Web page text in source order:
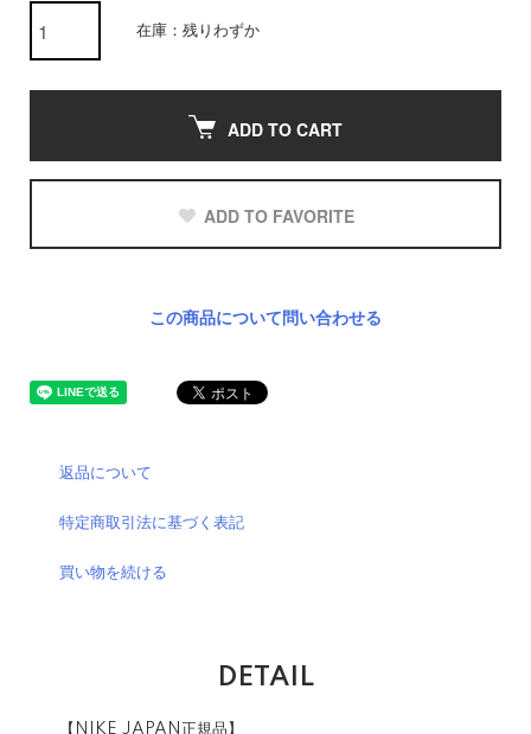
在庫：残りわずか
ADD TO CART
ADD TO FAVORITE
この商品について問い合わせる
返品について
特定商取引法に基づく表記
買い物を続ける
DETAIL
【NIKE JAPAN正規品】